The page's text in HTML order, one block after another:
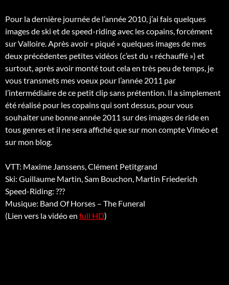
Pour la dernière journée de l’année 2010, j’ai fais quelques
images de ski et de speed-riding avec les copains, forcément
sur Valloire. Après avoir « piqué » quelques images de mes
deux précédentes petites vidéos (c’est du « réchauffé ») et
surtout, après avoir monté tout cela en très peu de temps, je
vous transmets mes voeux pour l’année 2011 par
l’intermédiaire de ce petit clip sans prétention. Il a simplement
été réalisé pour les copains qui sont dessus, pour vous
souhaiter une bonne année 2011 sur des images de ride en
tous genres et il ne sera affiché que sur mon compte Viméo et
sur mon blog.
VTT: Maxime Janssens, Clément Petitgrand
Ski: Guillaume Martin, Sam Bouchon, Martin Friederich
Speed-Riding: ???
Musique: Band Of Horses – The Funeral
(Lien vers la vidéo en full HD)